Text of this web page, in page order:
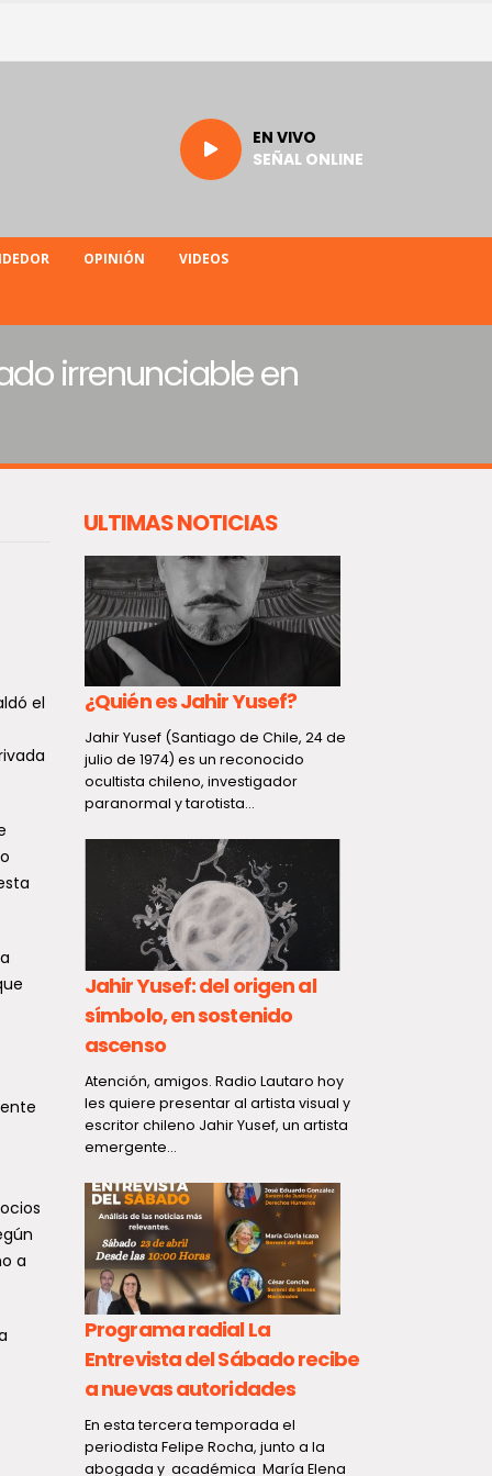
EN VIVO
SEÑAL ONLINE
OPINIÓN VIDEOS
irrenunciable en
el
a
ULTIMAS NOTICIAS
y
la
¿Quién es Jahir Yusef?
Jahir Yusef (Santiago de Chile, 24 de
julio de 1974) es un reconocido
ocultista chileno, investigador
paranormal y tarotista...
Jahir Yusef: del origen al
símbolo, en sostenido
ascenso
Atención, amigos. Radio Lautaro hoy
les quiere presentar al artista visual y
escritor chileno Jahir Yusef, un artista
emergente...
Programa radial La
Entrevista del Sábado recibe
a nuevas autoridades
En esta tercera temporada el
periodista Felipe Rocha, junto a la
abogada y académica María Elena